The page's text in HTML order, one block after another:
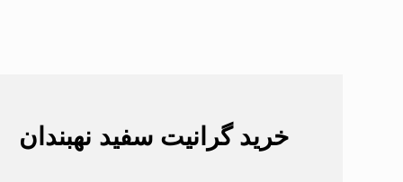
خرید گرانیت سفید نهبندان